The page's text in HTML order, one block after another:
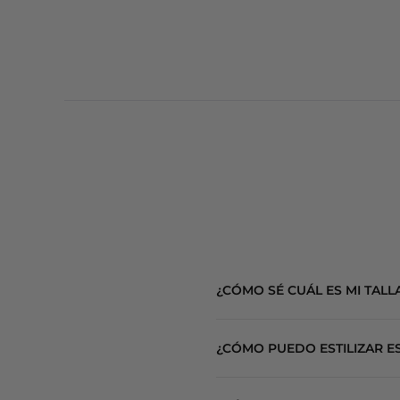
¿CÓMO SÉ CUÁL ES MI
¿CÓMO PUEDO ESTILIZAR